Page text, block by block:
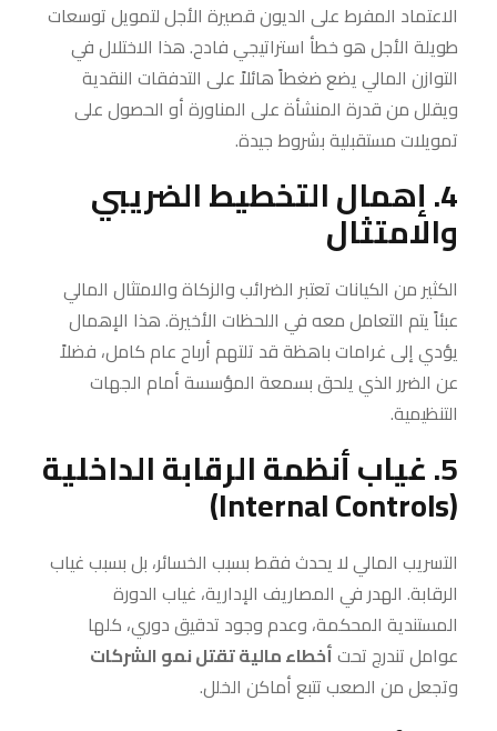
الاعتماد المفرط على الديون قصيرة الأجل لتمويل توسعات
طويلة الأجل هو خطأ استراتيجي فادح. هذا الاختلال في
التوازن المالي يضع ضغطاً هائلاً على التدفقات النقدية
ويقلل من قدرة المنشأة على المناورة أو الحصول على
تمويلات مستقبلية بشروط جيدة.
4. إهمال التخطيط الضريبي
والامتثال
الكثير من الكيانات تعتبر الضرائب والزكاة والامتثال المالي
عبئاً يتم التعامل معه في اللحظات الأخيرة. هذا الإهمال
يؤدي إلى غرامات باهظة قد تلتهم أرباح عام كامل، فضلاً
عن الضرر الذي يلحق بسمعة المؤسسة أمام الجهات
التنظيمية.
5. غياب أنظمة الرقابة الداخلية
(Internal Controls)
التسريب المالي لا يحدث فقط بسبب الخسائر، بل بسبب غياب
الرقابة. الهدر في المصاريف الإدارية، غياب الدورة
المستندية المحكمة، وعدم وجود تدقيق دوري، كلها
عوامل تندرج تحتأخطاء مالية تقتل نمو الشركات
وتجعل من الصعب تتبع أماكن الخلل.